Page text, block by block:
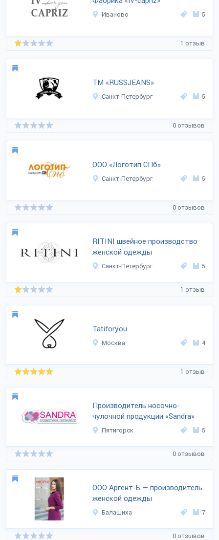
Иваново 5
1 отзыв
ТМ «RUSSJEANS»
Санкт-Петербург 5
0 отзывов
ООО «Логотип СПб»
Санкт-Петербург 5
0 отзывов
RITINI швейное производство
женской одежды
Санкт-Петербург 5
1 отзыв
Tatiforyou
Москва 4
1 отзыв
Производитель носочно-
чулочной продукции «Sandra»
Пятигорск 5
0 отзывов
ООО Аргент-Б — производитель
женской одежды
Балашиха 7
0 отзывов